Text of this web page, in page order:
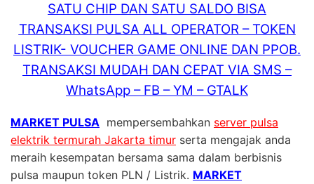
SATU CHIP DAN SATU SALDO BISA
TRANSAKSI PULSA ALL OPERATOR – TOKEN
LISTRIK- VOUCHER GAME ONLINE DAN PPOB.
TRANSAKSI MUDAH DAN CEPAT VIA SMS –
WhatsApp – FB – YM – GTALK
MARKET PULSA mempersembahkan server pulsa
elektrik termurah Jakarta timur serta mengajak anda
meraih kesempatan bersama sama dalam berbisnis
pulsa maupun token PLN / Listrik. MARKET